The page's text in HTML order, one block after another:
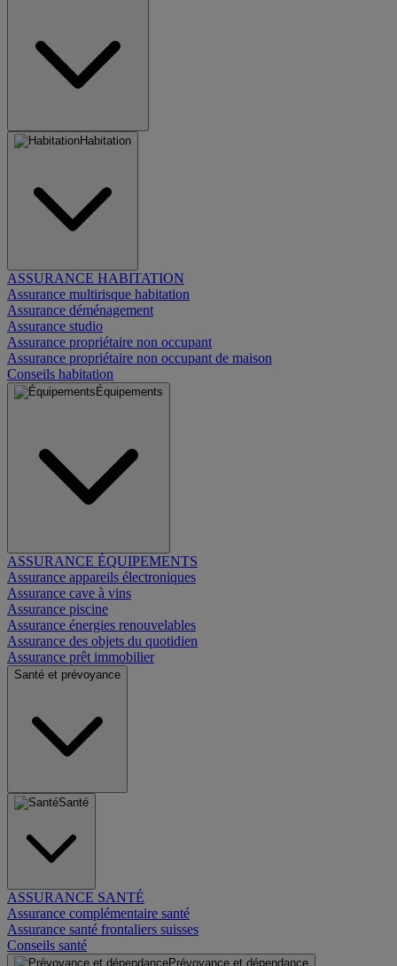
Habitation
ASSURANCE HABITATION
Assurance multirisque habitation
Assurance déménagement
Assurance studio
Assurance propriétaire non occupant
Assurance propriétaire non occupant de maison
Conseils habitation
Équipements
ASSURANCE ÉQUIPEMENTS
Assurance appareils électroniques
Assurance cave à vins
Assurance piscine
Assurance énergies renouvelables
Assurance des objets du quotidien
Assurance prêt immobilier
Santé et prévoyance
Santé
ASSURANCE SANTÉ
Assurance complémentaire santé
Assurance santé frontaliers suisses
Conseils santé
Prévoyance et dépendance